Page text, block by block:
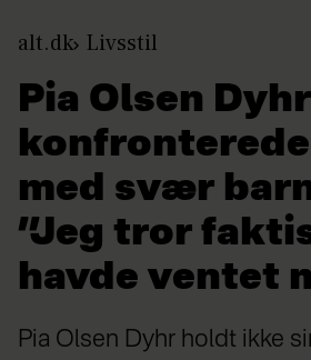
alt.dk Livsstil
Pia Olsen Dyhr
med svær
”Jeg tror
havde ventet
Pia Olsen Dyhr holdt ikke